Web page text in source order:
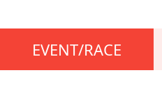
EVENT/RACE